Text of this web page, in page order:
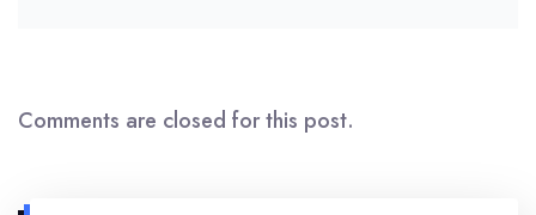
Comments are closed for this post.